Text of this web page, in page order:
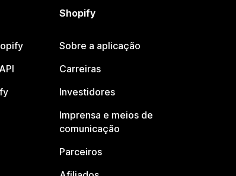
Shopify
Sobre a aplicação
Carreiras
Investidores
Imprensa e meios de
comunicação
Parceiros